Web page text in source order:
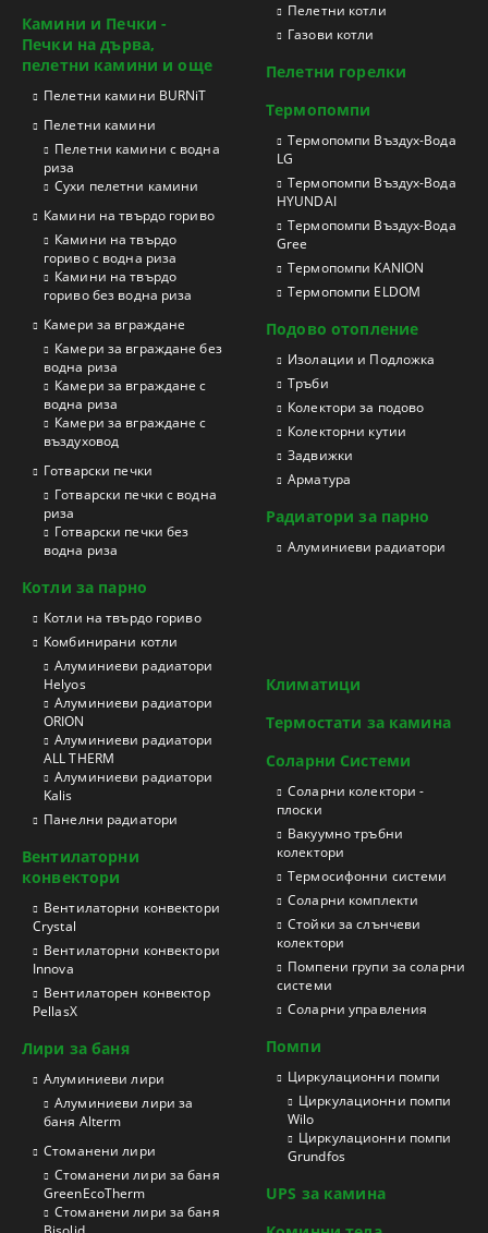
Камини и Печки -
Печки на дърва,
пелетни камини и още
Пелетни камини BURNiT
Пелетни камини
Пелетни камини с водна
риза
Сухи пелетни камини
Камини на твърдо гориво
Камини на твърдо
гориво с водна риза
Камини на твърдо
гориво без водна риза
Камери за вграждане
Камери за вграждане без
водна риза
Камери за вграждане с
водна риза
Камери за вграждане с
въздуховод
Готварски печки
Готварски печки с водна
риза
Готварски печки без
водна риза
Котли за парно
Котли на твърдо гориво
Kомбинирани котли
Пелетни котли
Газови котли
Пелетни горелки
Термопомпи
Tермопомпи Въздух-Вода
LG
Термопомпи Въздух-Вода
HYUNDAI
Термопомпи Въздух-Вода
Gree
Термопомпи KANION
Термопомпи ELDOM
Подово отопление
Изолации и Подложка
Тръби
Колектори за подово
Колекторни кутии
Задвижки
Арматура
Радиатори за парно
Aлуминиеви радиатори
Aлуминиеви радиатори
Helyos
Aлуминиеви радиатори
ORION
Aлуминиеви радиатори
ALL THERM
Aлуминиеви радиатори
Kalis
Панелни радиатори
Вентилаторни
конвектори
Вентилаторни конвектори
Crystal
Вентилаторни конвектори
Innova
Вентилаторен конвектор
PellasX
Лири за баня
Aлуминиеви лири
Алуминиеви лири за
баня Alterm
Стоманени лири
Стоманени лири за баня
GreenEcoTherm
Стоманени лири за баня
Климатици
Термостати за камина
Соларни Системи
Соларни колектори -
плоски
Вакуумно тръбни
колектори
Термосифонни системи
Соларни комплекти
Стойки за слънчеви
колектори
Помпени групи за соларни
системи
Соларни управления
Помпи
Циркулационни помпи
Циркулационни помпи
Wilo
Циркулационни помпи
Grundfos
UPS за камина